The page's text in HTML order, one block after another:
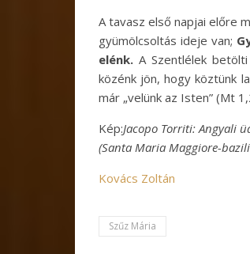
A tavasz első napjai előre
gyümölcsoltás ideje van;
elénk. A Szentlélek
közénk jön, hogy köztünk
már „velünk az Isten” (Mt
Kép:Jacopo Torriti: Angyali
(Santa Maria Maggiore-
Kovács Zoltán
Szűz Mária